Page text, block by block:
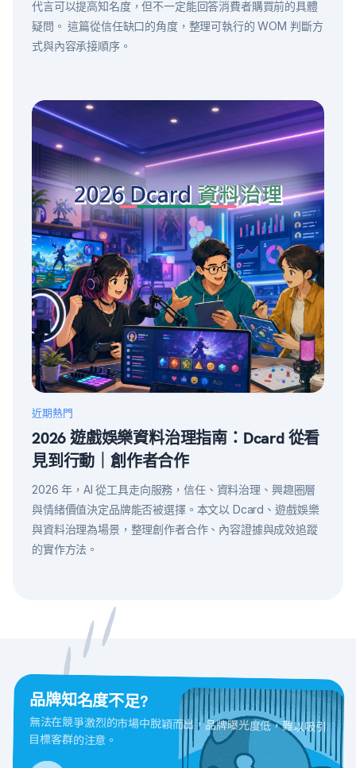
代言可以提高知名度，但不一定能回答消費者購買前的具體
疑問。 這篇從信任缺口的角度，整理可執行的 WOM 判斷方
式與內容承接順序。
近期熱門
2026 遊戲娛樂資料治理指南：Dcard 從看
見到行動｜創作者合作
2026 年，AI 從工具走向服務，信任、資料治理、興趣圈層
與情緒價值決定品牌能否被選擇。本文以 Dcard、遊戲娛樂
與資料治理為場景，整理創作者合作、內容證據與成效追蹤
的實作方法。
品牌知名度不足?
無法在競爭激烈的市場中脫穎而出，品牌曝光度低，難以吸引
目標客群的注意。